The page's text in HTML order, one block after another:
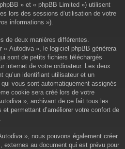
» et « phpBB Limited ») utilisent
lors des sessions d’utilisation de votre
informations »).
de deux manières différentes.
« Autodiva », le logiciel phpBB génèrera
sont de petits fichiers téléchargés
internet de votre ordinateur. Les deux
qu’un identifiant utilisateur et un
vous sont automatiquement assignés
cookie sera créé lors de votre
», archivant de ce fait tous les
permettant d’améliorer votre confort de
», nous pouvons également créer
externes au document qui est prévu pour